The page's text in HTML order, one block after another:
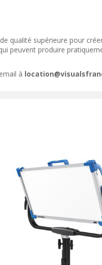
qualité supérieure pour
peuvent produire
à